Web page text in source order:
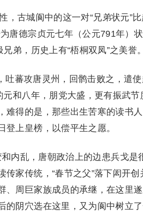
，古城阆中的这一对“兄弟状元”
唐德宗贞元七年（公元791年）
弟，历史上有“梧桐双凤”之美誉。
吐蕃攻唐灵州，回鹘击败之，遣
元和八年，朋党大盛，更有振武
得的是，那些出生苦寒的读书
上皇榜，以偿平生之愿。
内乱，唐朝政治上的边患兵戈是
传家传统，“春节之父”落下闳开
、周巨家族成员的承继，在这里
阴穴选在这里，又为阆中树立了